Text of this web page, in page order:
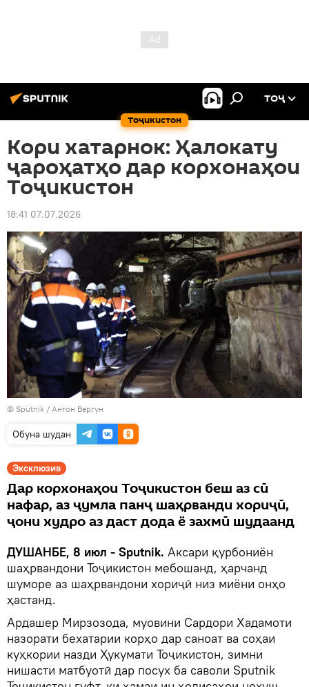
Тоҷикистон
ТОҶ
Кори хатарнок: Ҳалокату
ҷароҳатҳо дар корхонаҳои
Тоҷикистон
18:41 07.07.2026
© Sputnik / Антон Вергун
Обуна шудан
Эксклюзив
Дар корхонаҳои Тоҷикистон беш аз сӣ
нафар, аз ҷумла панҷ шаҳрванди хориҷӣ,
ҷони худро аз даст дода ё захмӣ шудаанд
ДУШАНБЕ, 8 июл - Sputnik. Аксари қурбониён
шаҳрвандони Тоҷикистон мебошанд, ҳарчанд
шуморе аз шаҳрвандони хориҷӣ низ миёни онҳо
ҳастанд.
Ардашер Мирзозода, муовини Сардори Хадамоти
назорати бехатарии корҳо дар саноат ва соҳаи
куҳкории назди Ҳукумати Тоҷикистон, зимни
нишасти матбуотӣ дар посух ба саволи Sputnik